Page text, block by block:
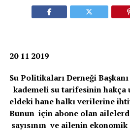
20 11 2019
Su Politikaları Derneği
kademeli su tarifesinin
eldeki hane halkı verilerine
Bunun için abone olan
sayısının ve ailenin